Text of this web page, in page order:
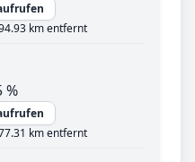
km entfernt
%
km entfernt